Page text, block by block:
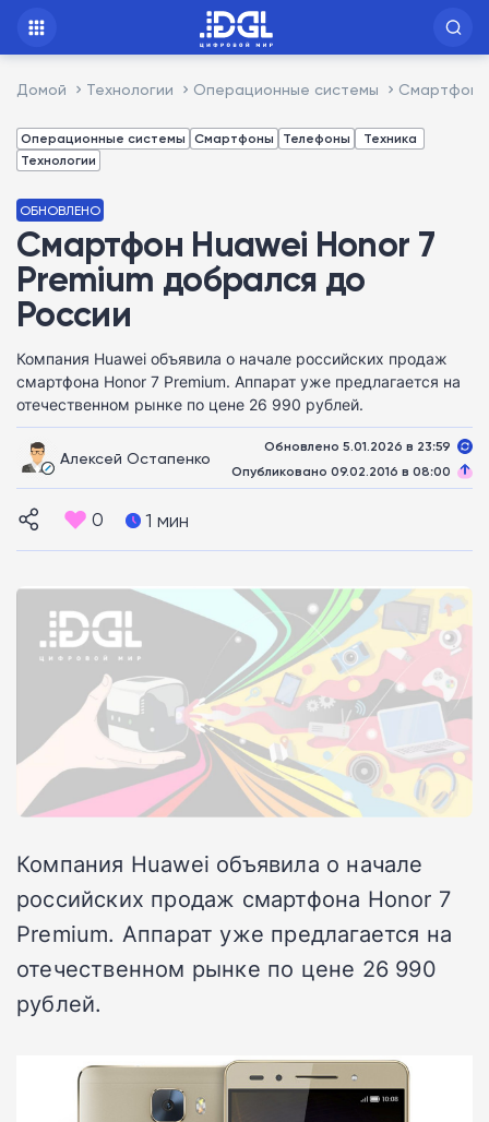
Домой Технологии Операционные системы Смартфон
Операционные системы Смартфоны Телефоны
Техника
Технологии
ОБНОВЛЕНО
Смартфон Huawei Honor 7
Premium добрался до
России
Компания Huawei объявила о начале российских продаж
смартфона Honor 7 Premium. Аппарат уже предлагается на
отечественном рынке по цене 26 990 рублей.
Алексей Остапенко
Обновлено 5.01.2026 в 23:59
Опубликовано 09.02.2016 в 08:00
0 1 мин
Компания Huawei объявила о начале
российских продаж смартфона Honor 7
Premium. Аппарат уже предлагается на
отечественном рынке по цене 26 990
рублей.